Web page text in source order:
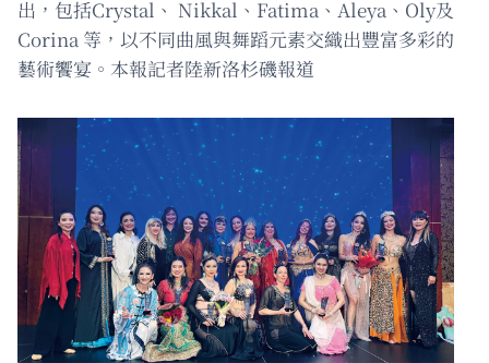
出，包括Crystal、 Nikkal、Fatima、Aleya、Oly及
Corina 等，以不同曲風與舞蹈元素交織出豐富多彩的
藝術饗宴。本報記者陸新洛杉磯報道